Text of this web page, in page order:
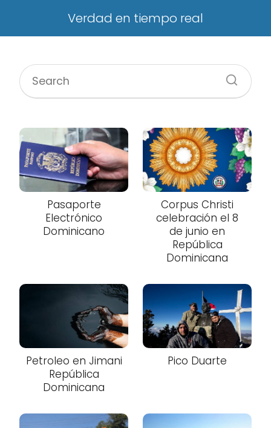
Verdad en tiempo real
Pasaporte
Electrónico
Dominicano
Corpus Christi
celebración el 8
de junio en
República
Dominicana
Petroleo en Jimani
República
Dominicana
Pico Duarte